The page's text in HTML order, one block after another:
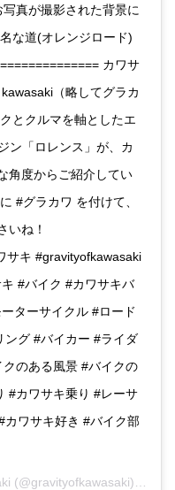
真が撮影された背景に
な道(オレンジロード)
カワサ
（略してグラカ
とクルマを軸としたエ
ン「ロレンス」が、カ
角度からご紹介してい
#グラカワ を付けて、
いね！
サキ #gravityofkawasaki
#バイク #カワサキバ
ターサイクル #ロード
ング #バイカー #ライダ
のある風景 #バイクの
#カワサキ乗り #レーサ
カワサキ好き #バイク部
(@gravityofkawasaki) on